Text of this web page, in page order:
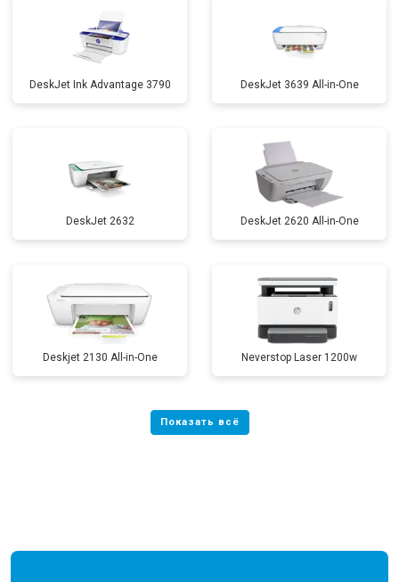
DeskJet Ink Advantage 3790 DeskJet 3639 All-in-One
DeskJet 2632 DeskJet 2620 All-in-One
Deskjet 2130 All-in-One Neverstop Laser 1200w